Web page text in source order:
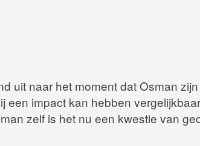
uit naar het moment dat Osman
impact kan hebben
zelf is het nu een kwestie van